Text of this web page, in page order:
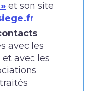
et son site
avec les
avec les